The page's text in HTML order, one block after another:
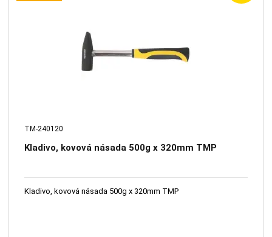
TM-240120
Kladivo, kovová násada 500g x 320mm TMP
Kladivo, kovová násada 500g x 320mm TMP